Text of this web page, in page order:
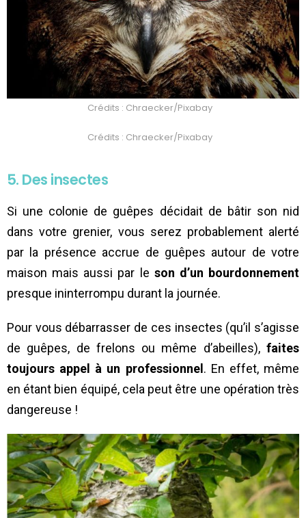
Crédits : Chraecker/Pixabay
Crédits : Chraecker/Pixabay
5. Des insectes
Si une colonie de guêpes décidait de bâtir son nid
dans votre grenier, vous serez probablement alerté
par la présence accrue de guêpes autour de votre
maison mais aussi par le son d’un bourdonnement
presque ininterrompu durant la journée.
Pour vous débarrasser de ces insectes (qu’il s’agisse
de guêpes, de frelons ou même d’abeilles), faites
toujours appel à un professionnel. En effet, même
en étant bien équipé, cela peut être une opération très
dangereuse !